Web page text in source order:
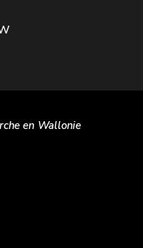
en Wallonie